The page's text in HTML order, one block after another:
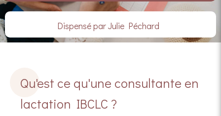
Dispensé par Julie Péchard
Qu'est ce qu'une consultante en
lactation IBCLC ?